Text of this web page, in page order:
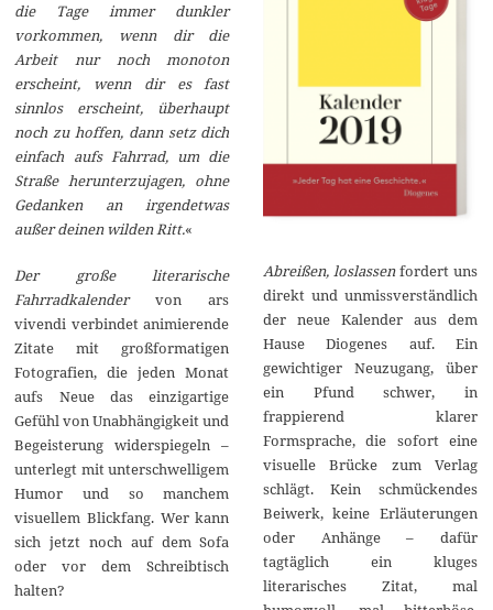
die Tage immer dunkler
vorkommen, wenn dir die
Arbeit nur noch monoton
erscheint, wenn dir es fast
sinnlos erscheint, überhaupt
noch zu hoffen, dann setz dich
einfach aufs Fahrrad, um die
Straße herunterzujagen, ohne
Gedanken an irgendetwas
außer deinen wilden Ritt.«
Der große literarische
Fahrradkalendervon ars
vivendi verbindet animierende
Zitate mit großformatigen
Fotografien, die jeden Monat
aufs Neue das einzigartige
Gefühl von Unabhängigkeit und
Begeisterung widerspiegeln –
unterlegt mit unterschwelligem
Humor und so manchem
visuellem Blickfang. Wer kann
sich jetzt noch auf dem Sofa
oder vor dem Schreibtisch
halten?
Abreißen, loslassenfordert uns
direkt und unmissverständlich
der neue Kalender aus dem
Hause Diogenes auf. Ein
gewichtiger Neuzugang, über
ein Pfund schwer, in
frappierend klarer
Formsprache, die sofort eine
visuelle Brücke zum Verlag
schlägt. Kein schmückendes
Beiwerk, keine Erläuterungen
oder Anhänge – dafür
tagtäglich ein kluges
literarisches Zitat, mal